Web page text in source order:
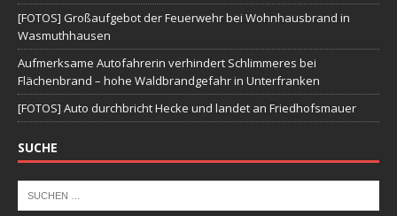
[FOTOS] Großaufgebot der Feuerwehr bei Wohnhausbrand in
Wasmuthhausen
Aufmerksame Autofahrerin verhindert Schlimmeres bei
Flächenbrand – hohe Waldbrandgefahr in Unterfranken
[FOTOS] Auto durchbricht Hecke und landet an Friedhofsmauer
SUCHE